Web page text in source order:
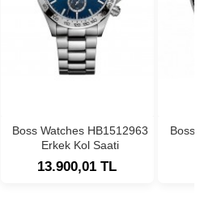
Boss Watches HB1512963
Erkek Kol Saati
13.900,01 TL
Boss